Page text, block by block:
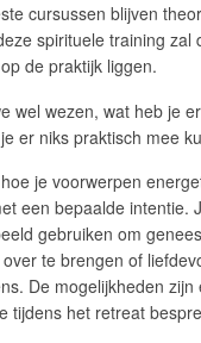
cursussen blijven
spirituele training zal
de praktijk liggen.
wel wezen, wat heb je
er niks praktisch mee
je voorwerpen
een bepaalde intentie.
gebruiken om
te brengen of
De mogelijkheden zijn
tijdens het retreat